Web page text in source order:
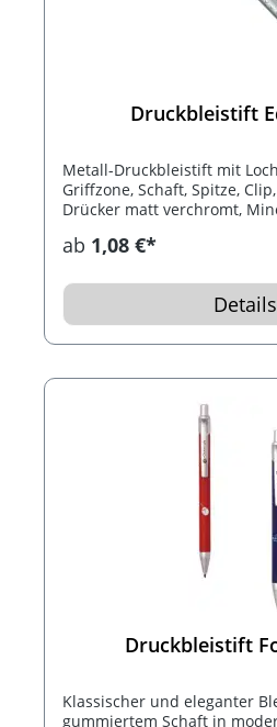
Druckbleistift
Metall-Druckbleistift mit
Griffzone, Schaft, Spitze,
Drücker matt verchromt,
ab 1,08 €*
Details
Druckbleistift
Klassischer und eleganter
gummiertem Schaft in